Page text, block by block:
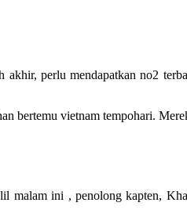
perlu mendapatkan no2
bertemu vietnam tempohari.
ini , penolong kapten,